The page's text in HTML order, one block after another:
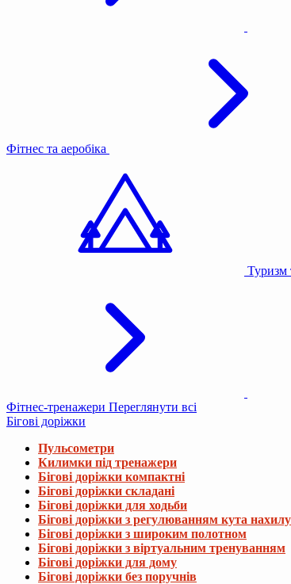
Фітнес та аеробіка
Туризм
Фітнес-тренажери Переглянути всі
Бігові доріжки
Пульсометри
Килимки під тренажери
Бігові доріжки компактні
Бігові доріжки складані
Бігові доріжки для ходьби
Бігові доріжки з регулюванням кута нахилу
Бігові доріжки з широким полотном
Бігові доріжки з віртуальним тренуванням
Бігові доріжки для дому
Бігові доріжки без поручнів